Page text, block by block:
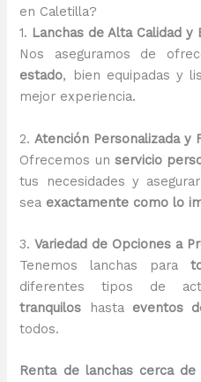
en Caletilla?
1. Lanchas de Alta Calidad y
Nos aseguramos de
estado, bien equipadas y
mejor experiencia.
2.Atención Personalizada y
Ofrecemos un servicio
tus necesidades y
sea exactamente como lo
3.Variedad de Opciones a
Tenemos lanchas para
diferentes tipos de
tranquilos hasta eventos
todos.
Renta de lanchas cerca